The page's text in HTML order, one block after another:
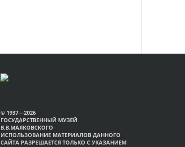
© 1937—2026
ГОСУДАРСТВЕННЫЙ МУЗЕЙ
В.В.МАЯКОВСКОГО
ИСПОЛЬЗОВАНИЕ МАТЕРИАЛОВ ДАННОГО
САЙТА РАЗРЕШАЕТСЯ ТОЛЬКО С УКАЗАНИЕМ